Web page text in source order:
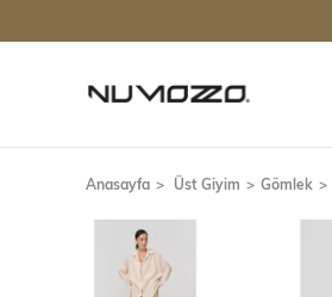
Anasayfa Üst Giyim Gömlek